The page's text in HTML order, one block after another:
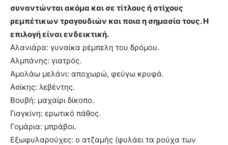
συναντώνται ακόμα και σε τίτλους ή στίχους
ρεμπέτικων τραγουδιών και ποια η σημασία τους. Η
επιλογή είναι ενδεικτική.
Αλανιάρα: γυναίκα ρέμπελη του δρόμου.
Αλμπάνης: γιατρός.
Αμολάω μελάνι: αποχωρώ, φεύγω κρυφά.
Ασίκης: λεβέντης.
Βουβή: μαχαίρι δίκοπο.
Γιαγκίνη: ερωτικό πάθος.
Γομάρια: μπράβοι.
Εξωφυλαρούχες: ο ατζαμής (φυλάει τα ρούχα των